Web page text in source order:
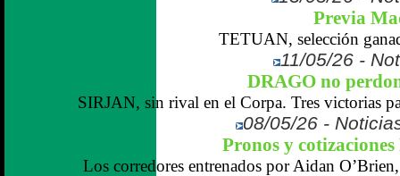
Previa
TETUAN, selección
11/05/26 -
DRAGO no
SIRJAN, sin rival en el Corpa. Tres victorias
08/05/26 -
Pronos y cotizaciones
Los corredores entrenados por Aidan